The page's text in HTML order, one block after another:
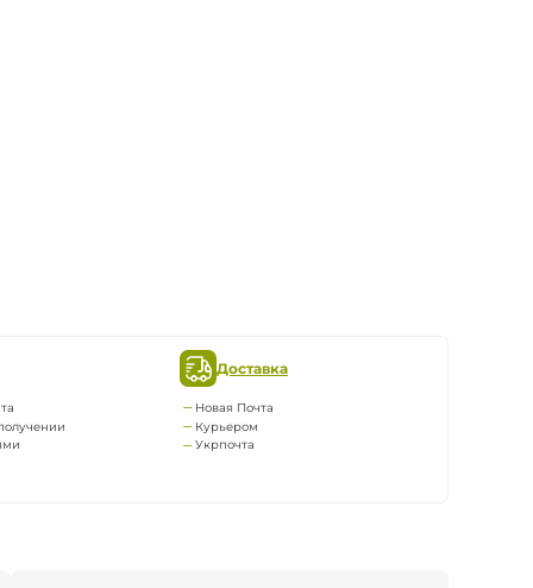
Доставка
Новая Почта
Курьером
Укрпочта